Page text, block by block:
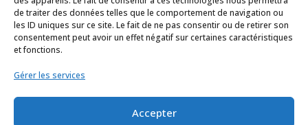
de traiter des données telles que le comportement de navigation ou
les ID uniques sur ce site. Le fait de ne pas consentir ou de retirer son
consentement peut avoir un effet négatif sur certaines caractéristiques
et fonctions.
Gérer les services
Accepter
Services
Médiation familiale